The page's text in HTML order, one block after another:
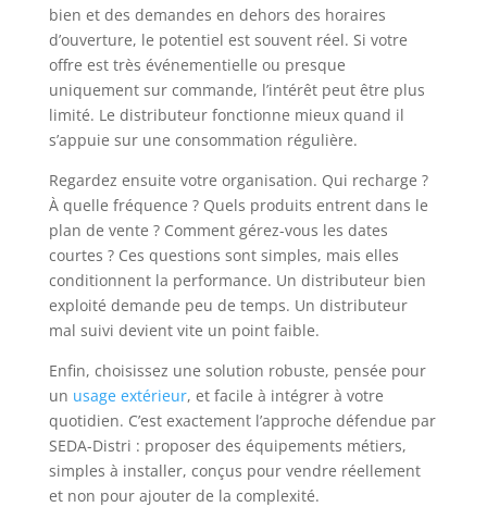
bien et des demandes en dehors des horaires
d’ouverture, le potentiel est souvent réel. Si votre
offre est très événementielle ou presque
uniquement sur commande, l’intérêt peut être plus
limité. Le distributeur fonctionne mieux quand il
s’appuie sur une consommation régulière.
Regardez ensuite votre organisation. Qui recharge ?
À quelle fréquence ? Quels produits entrent dans le
plan de vente ? Comment gérez-vous les dates
courtes ? Ces questions sont simples, mais elles
conditionnent la performance. Un distributeur bien
exploité demande peu de temps. Un distributeur
mal suivi devient vite un point faible.
Enfin, choisissez une solution robuste, pensée pour
un usage extérieur, et facile à intégrer à votre
quotidien. C’est exactement l’approche défendue par
SEDA-Distri : proposer des équipements métiers,
simples à installer, conçus pour vendre réellement
et non pour ajouter de la complexité.